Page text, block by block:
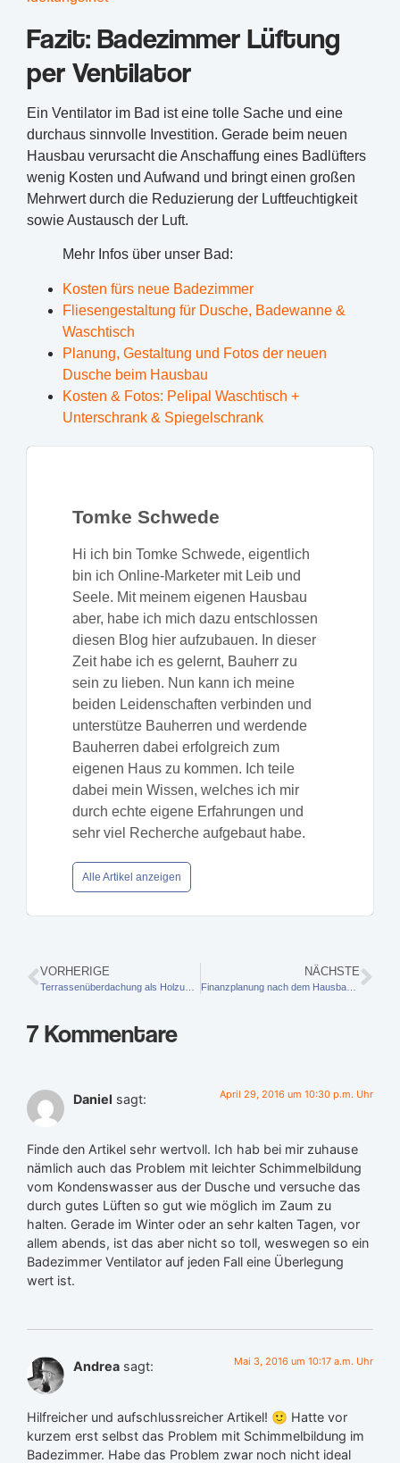
Fazit: Badezimmer Lüftung
per Ventilator
Ein Ventilator im Bad ist eine tolle Sache und eine
durchaus sinnvolle Investition. Gerade beim neuen
Hausbau verursacht die Anschaffung eines Badlüfters
wenig Kosten und Aufwand und bringt einen großen
Mehrwert durch die Reduzierung der Luftfeuchtigkeit
sowie Austausch der Luft.
Mehr Infos über unser Bad:
Kosten fürs neue Badezimmer
Fliesengestaltung für Dusche, Badewanne &
Waschtisch
Planung, Gestaltung und Fotos der neuen
Dusche beim Hausbau
Kosten & Fotos: Pelipal Waschtisch +
Unterschrank & Spiegelschrank
Tomke Schwede
Hi ich bin Tomke Schwede, eigentlich
bin ich Online-Marketer mit Leib und
Seele. Mit meinem eigenen Hausbau
aber, habe ich mich dazu entschlossen
diesen Blog hier aufzubauen. In dieser
Zeit habe ich es gelernt, Bauherr zu
sein zu lieben. Nun kann ich meine
beiden Leidenschaften verbinden und
unterstütze Bauherren und werdende
Bauherren dabei erfolgreich zum
eigenen Haus zu kommen. Ich teile
dabei mein Wissen, welches ich mir
durch echte eigene Erfahrungen und
sehr viel Recherche aufgebaut habe.
Alle Artikel anzeigen
VORHERIGE NÄCHSTE
Finanzplanung nach dem Hausbau anpassen: Änderung der Tilgungsrate
7 Kommentare
Daniel sagt: April 29, 2016 um 10:30 p.m. Uhr
Finde den Artikel sehr wertvoll. Ich hab bei mir zuhause
nämlich auch das Problem mit leichter Schimmelbildung
vom Kondenswasser aus der Dusche und versuche das
durch gutes Lüften so gut wie möglich im Zaum zu
halten. Gerade im Winter oder an sehr kalten Tagen, vor
allem abends, ist das aber nicht so toll, weswegen so ein
Badezimmer Ventilator auf jeden Fall eine Überlegung
wert ist.
Andrea sagt: Mai 3, 2016 um 10:17 a.m. Uhr
Hilfreicher und aufschlussreicher Artikel! 🙂 Hatte vor
kurzem erst selbst das Problem mit Schimmelbildung im
Badezimmer. Habe das Problem zwar noch nicht ideal